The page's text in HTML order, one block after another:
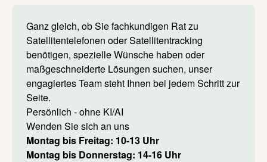
Ganz gleich, ob Sie fachkundigen Rat zu
Satellitentelefonen oder Satellitentracking
benötigen, spezielle Wünsche haben oder
maßgeschneiderte Lösungen suchen, unser
engagiertes Team steht Ihnen bei jedem Schritt zur
Seite.
Persönlich - ohne KI/AI
Wenden Sie sich an uns
Montag bis Freitag: 10-13 Uhr
Montag bis Donnerstag: 14-16 Uhr